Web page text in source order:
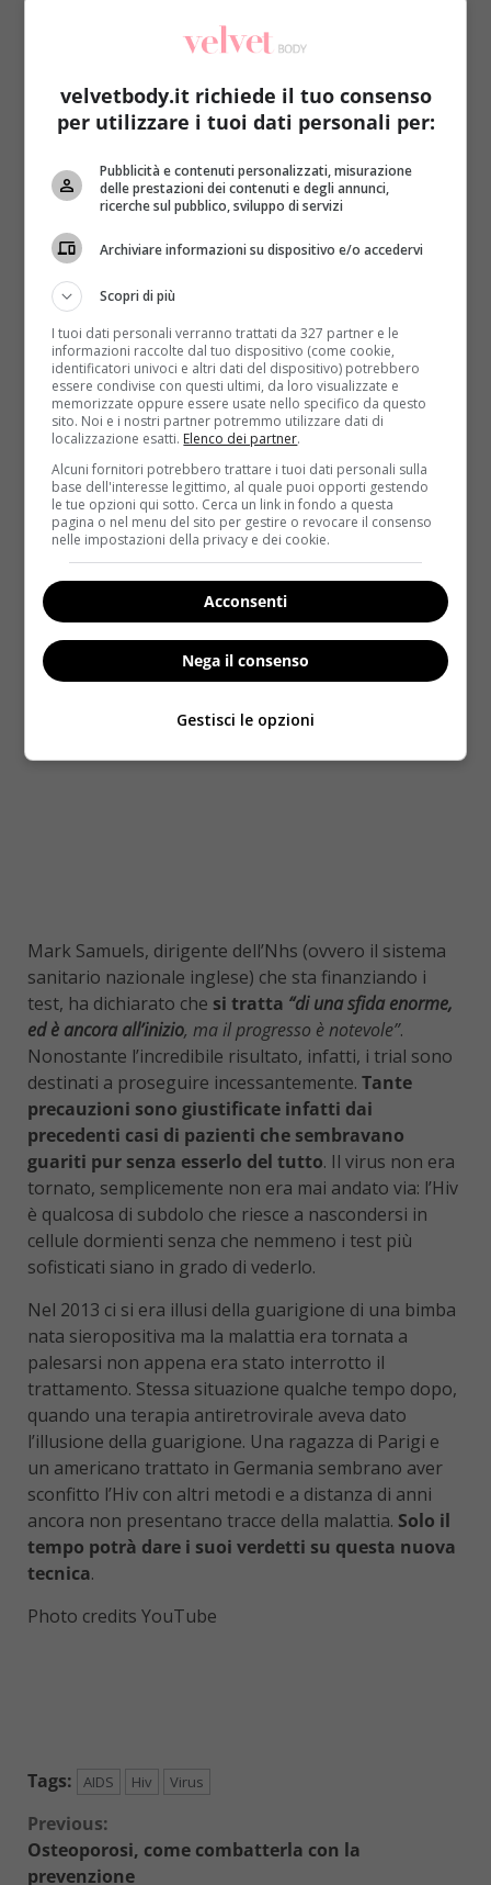
Lui stesso stenta a crederci: “Sarebbe fantastico se
fossi stato curato […], sarebbe un grande successo se
dopo tanti anni di ricerca venisse trovata la cura per
guarire da questa malattia“
, ha detto l’incredulo e
fortunato paziente, rimasto volutamente anonimo.
L’entusiasmo del mondo della medicina è alle stelle,
nonostante sia
necessario monitorare lo stato di
salute dell’ex malato per 5 anni prima di poterlo
considerare davvero fuori pericolo
Mappa dell’Aids nel mondo
Mark Samuels, dirigente dell’Nhs (ovvero il sistema
sanitario nazionale inglese) che sta finanziando i
test, ha dichiarato che si tratta “di una sfida enorme,
ed è ancora all’inizio, ma il progresso è notevole”.
Nonostante l’incredibile risultato, infatti, i trial sono
destinati a proseguire incessantemente. Tante
precauzioni sono giustificate infatti dai
precedenti casi di pazienti che sembravano
guariti pur senza esserlo del tutto. Il virus non era
tornato, semplicemente non era mai andato via: l’Hiv
è qualcosa di subdolo che riesce a nascondersi in
cellule dormienti senza che nemmeno i test più
sofisticati siano in grado di vederlo.
Nel 2013 ci si era illusi della guarigione di una bimba
nata sieropositiva ma la malattia era tornata a
palesarsi non appena era stato interrotto il
trattamento. Stessa situazione qualche tempo dopo,
quando una terapia antiretrovirale aveva dato
l’illusione della guarigione. Una ragazza di Parigi e
un americano trattato in Germania sembrano aver
sconfitto l’Hiv con altri metodi e a distanza di anni
ancora non presentano tracce della malattia. Solo il
tempo potrà dare i suoi verdetti su questa nuova
tecnica.
Photo credits YouTube
Tags: AIDS Hiv Virus
Continue
Reading
Previous:
Osteoporosi, come combatterla con la
prevenzione
velvetbody.it richiede il tuo consenso
per utilizzare i tuoi dati personali per:
Pubblicità e contenuti personalizzati, misurazione
delle prestazioni dei contenuti e degli annunci,
ricerche sul pubblico, sviluppo di servizi
Archiviare informazioni su dispositivo e/o accedervi
Scopri di più
I tuoi dati personali verranno trattati da 327 partner e le
informazioni raccolte dal tuo dispositivo (come cookie,
identificatori univoci e altri dati del dispositivo) potrebbero
essere condivise con questi ultimi, da loro visualizzate e
memorizzate oppure essere usate nello specifico da questo
sito. Noi e i nostri partner potremmo utilizzare dati di
localizzazione esatti. Elenco dei partner.
Alcuni fornitori potrebbero trattare i tuoi dati personali sulla
base dell'interesse legittimo, al quale puoi opporti gestendo
le tue opzioni qui sotto. Cerca un link in fondo a questa
pagina o nel menu del sito per gestire o revocare il consenso
nelle impostazioni della privacy e dei cookie.
Acconsenti
Nega il consenso
Gestisci le opzioni